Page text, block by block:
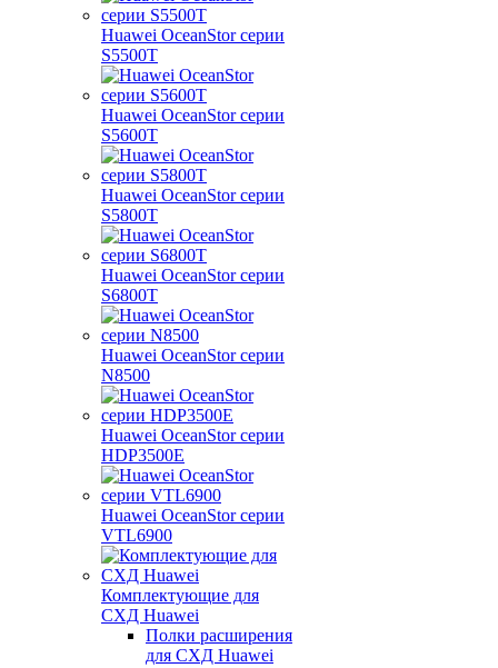
Huawei OceanStor серии
S5500T
Huawei OceanStor серии
S5600T
Huawei OceanStor серии
S5800T
Huawei OceanStor серии
S6800T
Huawei OceanStor серии
N8500
Huawei OceanStor серии
HDP3500E
Huawei OceanStor серии
VTL6900
Комплектующие для
СХД Huawei
Полки расширения
для СХД Huawei